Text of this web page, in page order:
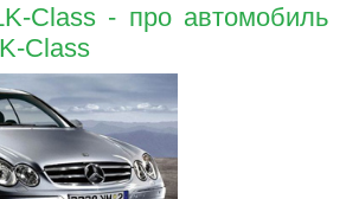
Class - про автомобиль
Class